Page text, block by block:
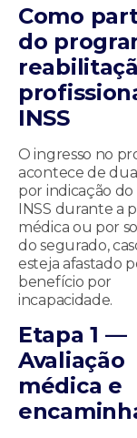
Como
do
INSS
O ingresso no
acontece de
por indicação
INSS durante a
médica ou por
do segurado,
esteja afastado
benefício por
incapacidade.
Etapa 1 —
Avaliação
médica e